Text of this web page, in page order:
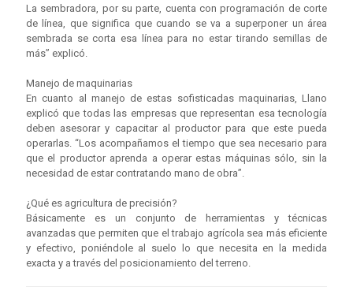
La sembradora, por su parte, cuenta con programación de corte
de línea, que significa que cuando se va a superponer un área
sembrada se corta esa línea para no estar tirando semillas de
más” explicó.
Manejo de maquinarias
En cuanto al manejo de estas sofisticadas maquinarias, Llano
explicó que todas las empresas que representan esa tecnología
deben asesorar y capacitar al productor para que este pueda
operarlas. “Los acompañamos el tiempo que sea necesario para
que el productor aprenda a operar estas máquinas sólo, sin la
necesidad de estar contratando mano de obra”.
¿Qué es agricultura de precisión?
Básicamente es un conjunto de herramientas y técnicas
avanzadas que permiten que el trabajo agrícola sea más eficiente
y efectivo, poniéndole al suelo lo que necesita en la medida
exacta y a través del posicionamiento del terreno.